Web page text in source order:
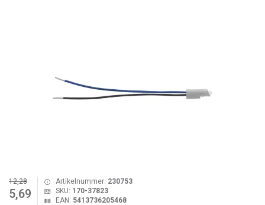
12,28
5,69
Artikelnummer: 230753
SKU: 170-37823
EAN: 5413736205468